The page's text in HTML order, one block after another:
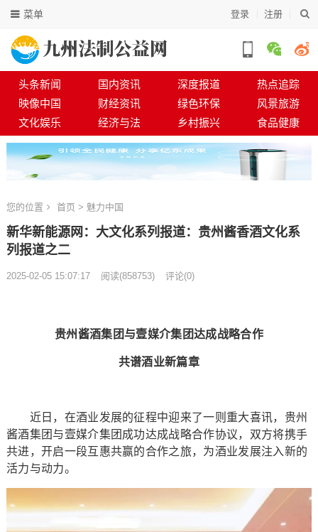
登录 注册
菜单
头条新闻 国内资讯 深度报道
热点追踪
映像中国
财经资讯 绿色环保
风景旅游
文化娱乐
经济与法 乡村振兴 食品健康
您的位置 首页 > 魅力中国
新华新能源网：大文化系列报道：贵州酱香酒文化系
列报道之二
2025-02-05 15:07:17 阅读(858753) 评论(0)
贵州酱酒集团与壹媒介集团达成战略合作
共谱酒业新篇章
近日，在酒业发展的征程中迎来了一则重大喜讯，贵州
酱酒集团与壹媒介集团成功达成战略合作协议，双方将携手
共进，开启一段互惠共赢的合作之旅，为酒业发展注入新的
活力与动力。